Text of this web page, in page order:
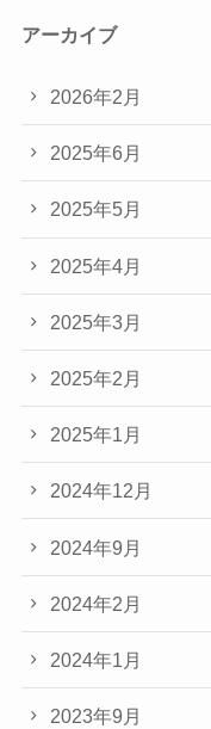
アーカイブ
2026年2月
2025年6月
2025年5月
2025年4月
2025年3月
2025年2月
2025年1月
2024年12月
2024年9月
2024年2月
2024年1月
2023年9月